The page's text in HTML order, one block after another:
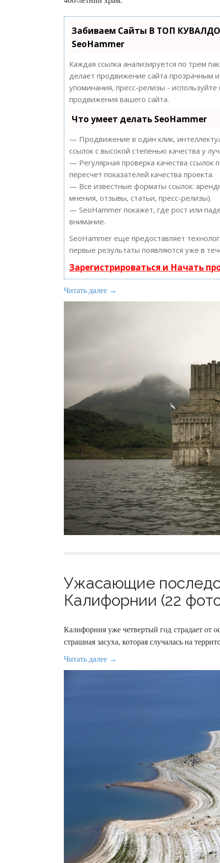
Забиваем Сайты В ТОП
SeoHammer
Каждая ссылка анализируется по трем
делает продвижение сайта прозрачным
упоминания, пресс-релизы -
продвижения вашего сайта.
Что умеет делать SeoHammer
— Продвижение в один клик,
ссылок с высокой степенью качества у
— Регулярная проверка качества
пересчет показателей качества проекта.
— Все известные форматы ссылок:
мнения, отзывы, статьи, пресс-релизы).
— SeoHammer покажет, где рост или
внимание.
SeoHammer еще предоставляет
первые результаты появляются уже в
Зарегистрироваться и Начать
Читать далее →
Ужасающие
Калифорнии (22
Калифорния уже четвертый год страдает от
страшная засуха, которая случалась на
Читать далее →